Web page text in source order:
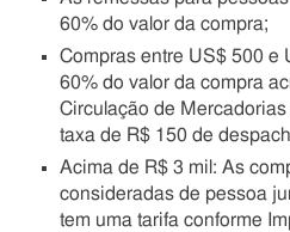
60% do valor da compra;
Compras entre US$ 500 e
60% do valor da compra
Circulação de
taxa de R$ 150 de
Acima de R$ 3 mil: As
consideradas de pessoa
tem uma tarifa conforme